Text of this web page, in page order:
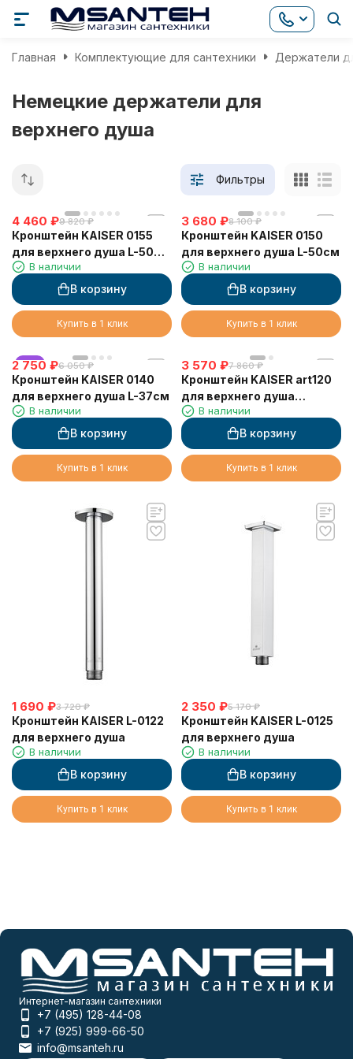
Главная Комплектующие для сантехники Держатели
Немецкие держатели для
верхнего душа
Фильтры
4 460 ₽9 820 ₽
Кронштейн KAISER 0155
для верхнего душа L-50
см В наличии
В корзину
Купить в 1 клик
3 680 ₽8 100 ₽
Кронштейн KAISER 0150
для верхнего душа L-50см
В наличии
В корзину
Купить в 1 клик
хит
2 750 ₽6 050 ₽
Кронштейн KAISER 0140
для верхнего душа L-37см
В наличии
В корзину
Купить в 1 клик
3 570 ₽7 860 ₽
Кронштейн KAISER art120
для верхнего душа
скрытого монтажа L-
370мм
В наличии
В корзину
Купить в 1 клик
1 690 ₽3 720 ₽
Кронштейн KAISER L-0122
для верхнего душа
В наличии
В корзину
Купить в 1 клик
2 350 ₽5 170 ₽
Кронштейн KAISER L-0125
для верхнего душа
В наличии
В корзину
Купить в 1 клик
Интернет-магазин сантехники
+7 (495) 128-44-08
+7 (925) 999-66-50
info@msanteh.ru